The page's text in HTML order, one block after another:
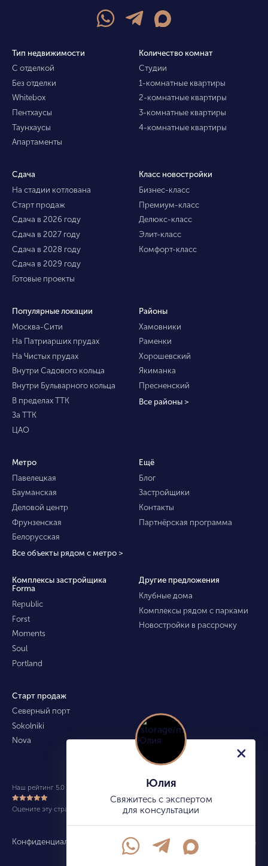
Тип недвижимости
С отделкой
Без отделки
Whitebox
Пентхаусы
Таунхаусы
Апартаменты
Количество комнат
Студии
1-комнатные квартиры
2-комнатные квартиры
3-комнатные квартиры
4-комнатные квартиры
Сдача
На стадии котлована
Старт продаж
Сдача в 2026 году
Сдача в 2027 году
Сдача в 2028 году
Сдача в 2029 году
Готовые проекты
Класс новостройки
Бизнес-класс
Премиум-класс
Делюкс-класс
Элит-класс
Комфорт-класс
Популярные локации
Москва-Сити
На Патриарших прудах
На Чистых прудах
Внутри Садового кольца
Внутри Бульварного кольца
В пределах ТТК
За ТТК
ЦАО
Районы
Хамовники
Раменки
Хорошевский
Якиманка
Пресненский
Все районы >
Метро
Павелецкая
Бауманская
Деловой центр
Фрунзенская
Белорусская
Все объекты рядом с метро >
Ещё
Блог
Застройщики
Контакты
Партнёрская программа
Комплексы застройщика
Forma
Republic
Forst
Moments
Soul
Portland
Другие предложения
Клубные дома
Комплексы рядом с парками
Новостройки в рассрочку
Старт продаж
Северный порт
Sokolniki
Nova
Конфиденциальность Карта сайта info@kupitekvartiru.com
Наш рейтинг 5.0 из 5 (490)
Оцените эту страницу
Юлия
Свяжитесь с экспертом
для консультации